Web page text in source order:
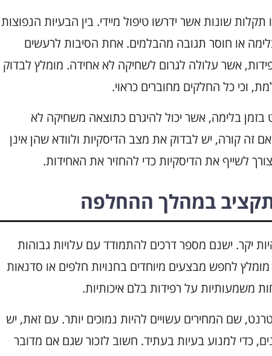
שונות אשר ידרשו טיפול מיידי. בין הבעיות הנפוצות
או חוסר תגובה מהבלמים. אחת הסיבות לרעשים
אשר עלולה לגרום לשחיקה לא אחידה. מומלץ לבדוק
וכי כל החלקים מחוברים כראוי.
בלימה, אשר יכול להיגרם כתוצאה משחיקה לא
זה קורה, יש לבדוק את מצב הדיסקיות ולוודא שהן אינן
לשייף את הדיסקיות כדי להחזיר את האחידות.
במהלך ההחלפה
יקר. ישנם מספר דרכים להתמודד עם עלויות גבוהות
לחפש מבצעים מיוחדים בחנויות חלפים או סדנאות
משמעותיות על רפידות בלם איכותיות.
שם המחירים עשויים להיות נמוכים יותר. עם זאת, יש
כדי למנוע בעיות בעתיד. חשוב לזכור שגם אם מדובר